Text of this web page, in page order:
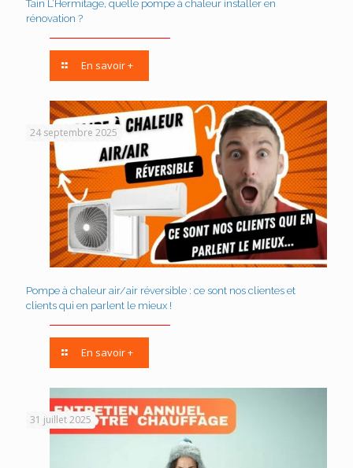
Tain L’Hermitage, quelle pompe à chaleur installer en
rénovation ?
En savoir +
24 septembre 2025
Pompe à chaleur air/air réversible : ce sont nos clientes et
clients qui en parlent le mieux !
En savoir +
31 juillet 2025